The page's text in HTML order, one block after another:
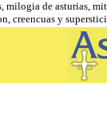
de asturias,
creencuas y